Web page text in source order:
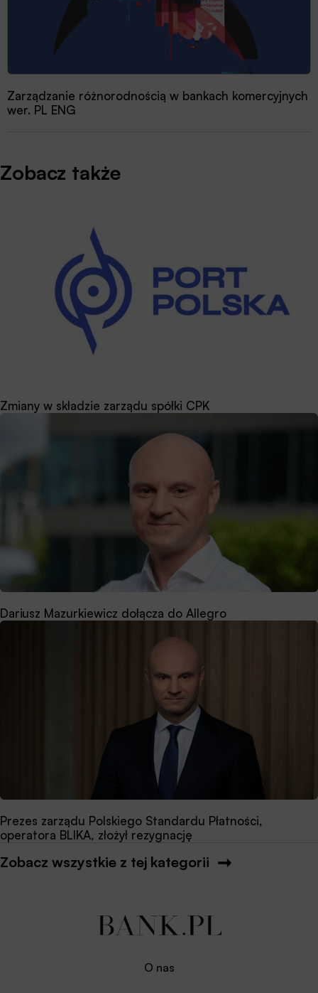
Zarządzanie różnorodnością w bankach komercyjnych
wer. PL ENG
Zobacz także
Zmiany w składzie zarządu spółki CPK
Dariusz Mazurkiewicz dołącza do Allegro
Prezes zarządu Polskiego Standardu Płatności,
operatora BLIKA, złożył rezygnację
Zobacz wszystkie z tej kategorii
O nas